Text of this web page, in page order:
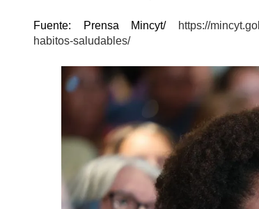
Fuente: Prensa Mincyt/
https://
habitos-saludables/